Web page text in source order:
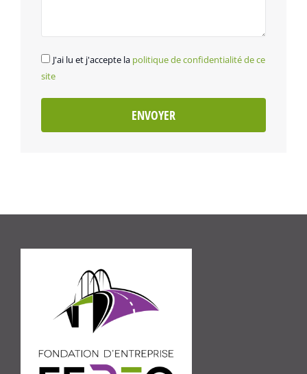
J'ai lu et j'accepte la politique de confidentialité de ce
site
ENVOYER